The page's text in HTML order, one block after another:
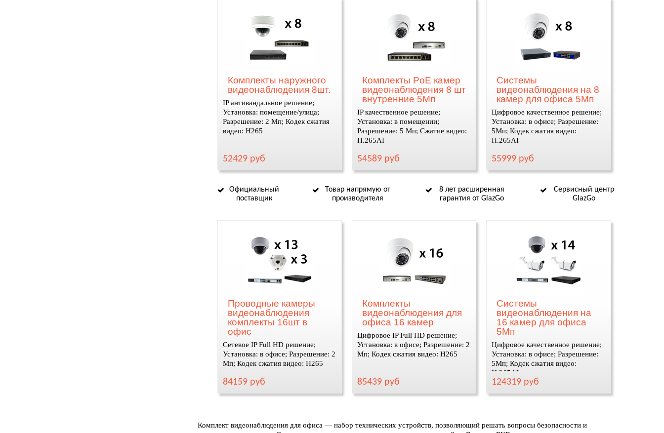
Комплекты наружного
видеонаблюдения 8шт.
IP антивандальное решение;
Установка: помещение/улица;
Разрешение: 2 Мп; Кодек сжатия
видео: H265
52429 руб
Комплекты PoE камер
видеонаблюдения 8 шт
внутренние 5Мп
IP качественное решение;
Установка: в помещении;
Разрешение: 5 Мп; Сжатие видео:
H.265AI
54589 руб
Системы
видеонаблюдения на 8
камер для офиса 5Мп
Цифровое качественное решение;
Установка: в офисе; Разрешение:
5Мп; Кодек сжатия видео:
H.265AI
55999 руб
Официальный
поставщик
Товар напрямую от
производителя
8 лет расширенная
гарантия от GlazGo
Сервисный центр
GlazGo
Проводные камеры
видеонаблюдения
комплекты 16шт в
офис
Сетевое IP Full HD решение;
Установка: в офисе; Разрешение: 2
Мп; Кодек сжатия видео: H265
84159 руб
Комплекты
видеонаблюдения для
офиса 16 камер
Цифровое IP Full HD решение;
Установка: в офисе; Разрешение: 2
Мп; Кодек сжатия видео: H265
85439 руб
Системы
видеонаблюдения на
16 камер для офиса
5Мп
Цифровое качественное решение;
Установка: в офисе; Разрешение:
5Мп; Кодек сжатия видео:
H.265AI
124319 руб
Комплект видеонаблюдения для офиса — набор технических устройств, позволяющий решать вопросы безопасности и